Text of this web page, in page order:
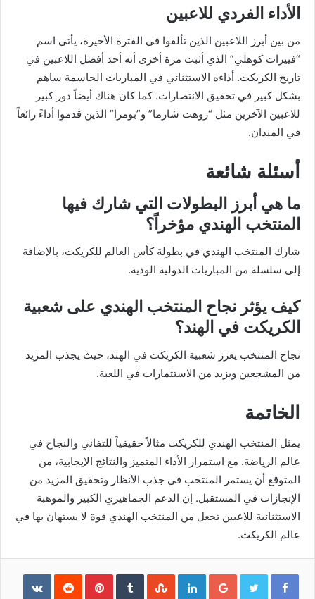
الأداء الفردي للاعبين
من بين أبرز اللاعبين الذين تألقوا في الفترة الأخيرة، يأتي اسم
“فييرات كوهلي” الذي أثبت مرة أخرى أنه أحد أفضل اللاعبين في
تاريخ الكريكت. أداءه الاستثنائي في المباريات الحاسمة ساهم
بشكل كبير في تحقيق الانتصارات. كما كان هناك أيضاً دور كبير
للاعبين الآخرين مثل “روهت شارما” و”بومرا” الذين قدموا أداءً رائعاً
في الميدان.
أسئلة شائعة
ما هي أبرز البطولات التي شارك فيها
المنتخب الهندي مؤخراً؟
شارك المنتخب الهندي في بطولة كأس العالم للكريكت، بالإضافة
إلى سلسلة من المباريات الدولية الودية.
كيف يؤثر نجاح المنتخب الهندي على شعبية
الكريكت في الهند؟
نجاح المنتخب يعزز شعبية الكريكت في الهند، حيث يجذب المزيد
من المشجعين ويزيد من الاستثمارات في اللعبة.
الخاتمة
يمثل المنتخب الهندي للكريكت مثالاً حقيقياً للتفاني والنجاح في
عالم الرياضة. مع استمرار الأداء المتميز والنتائج الإيجابية، من
المتوقع أن يستمر المنتخب في جذب الأنظار وتحقيق المزيد من
الإنجازات في المستقبل. إن الدعم الجماهيري الكبير والموهبة
الاستثنائية للاعبين تجعل من المنتخب الهندي قوة لا يستهان بها في
عالم الكريكت.
Google+
LinkedIn
Pinterest